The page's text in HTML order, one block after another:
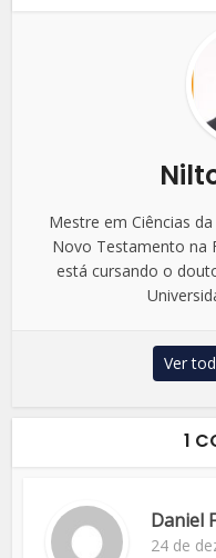
Mestre em Ciências
Novo Testamento na
está cursando o
Ver
1
Daniel
24 de